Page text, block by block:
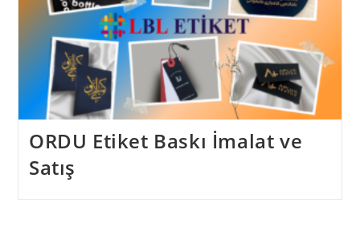
ORDU Etiket Baskı İmalat ve
Satış